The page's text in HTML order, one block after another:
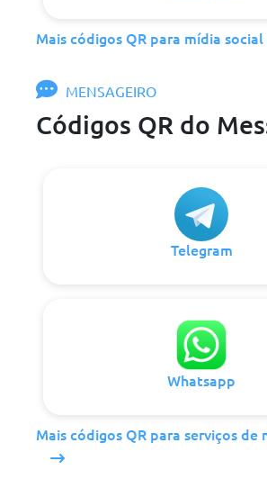
Mais códigos QR para mídia social
MENSAGEIRO
Códigos QR do
Telegram
Whatsapp
Mais códigos QR para serviços de